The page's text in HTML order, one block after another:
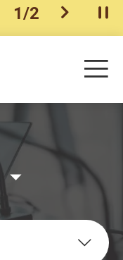
上一個
1/2 下一個開
目